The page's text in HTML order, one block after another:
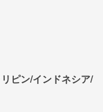
ピン/インドネシア/